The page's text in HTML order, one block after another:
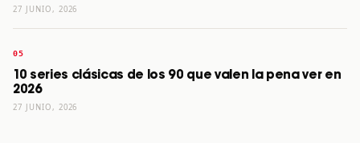
27 JUNIO, 2026
10 series clásicas de los 90 que valen la pena ver en
2026
27 JUNIO, 2026